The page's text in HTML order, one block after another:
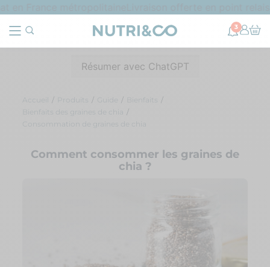
3
Résumer avec ChatGPT
Accueil Produits Guide
Bienfaits
Bienfaits des graines de chia
Consommation de graines de chia
Comment consommer les graines de
chia ?